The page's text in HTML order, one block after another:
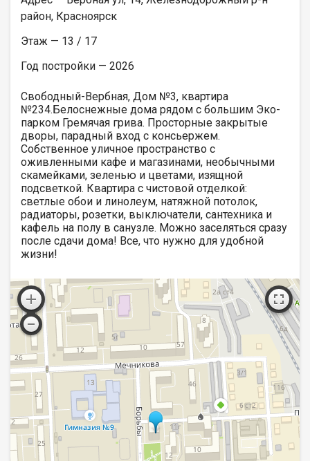
район, Красноярск
Этаж — 13 / 17
Год постройки — 2026
Свободный-Вербная, Дом №3, квартира
№234.Белоснежные дома рядом с большим Эко-
парком Гремячая грива. Просторные закрытые
дворы, парадный вход с консьержем.
Собственное уличное пространство с
оживленными кафе и магазинами, необычными
скамейками, зеленью и цветами, изящной
подсветкой. Квартира с чистовой отделкой:
светлые обои и линолеум, натяжной потолок,
радиаторы, розетки, выключатели, сантехника и
кафель на полу в санузле. Можно заселяться сразу
после сдачи дома! Все, что нужно для удобной
жизни!